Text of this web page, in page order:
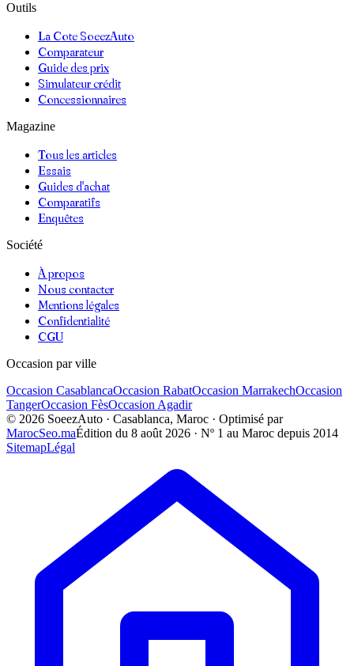
Outils
La Cote SoeezAuto
Comparateur
Guide des prix
Simulateur crédit
Concessionnaires
Magazine
Tous les articles
Essais
Guides d'achat
Comparatifs
Enquêtes
Société
À propos
Nous contacter
Mentions légales
Confidentialité
CGU
Occasion par ville
Occasion CasablancaOccasion RabatOccasion MarrakechOccasion
TangerOccasion FèsOccasion Agadir
© 2026 SoeezAuto · Casablanca, Maroc · Optimisé par
MarocSeo.maÉdition du 8 août 2026 · Nº 1 au Maroc depuis 2014
SitemapLégal